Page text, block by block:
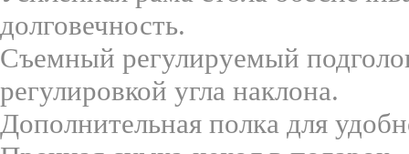
долговечность.
Съемный регулируемый
регулировкой угла наклона.
Дополнительная полка для